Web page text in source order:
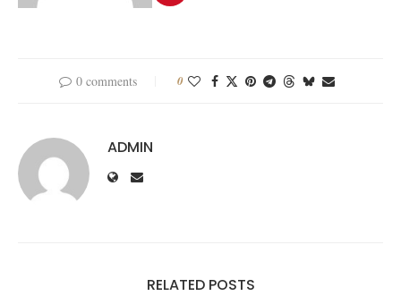
0 comments 0
ADMIN
RELATED POSTS